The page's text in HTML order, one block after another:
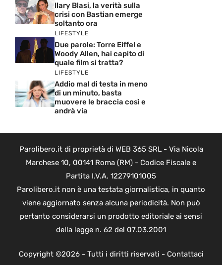
Ilary Blasi, la verità sulla
crisi con Bastian emerge
soltanto ora
LIFESTYLE
Due parole: Torre Eiffel e
Woody Allen, hai capito di
quale film si tratta?
LIFESTYLE
Addio mal di testa in meno
di un minuto, basta
muovere le braccia così e
andrà via
Parolibero.it di proprietà di WEB 365 SRL - Via Nicola
Marchese 10, 00141 Roma (RM) - Codice Fiscale e
Partita I.V.A. 12279101005
Parolibero.it non è una testata giornalistica, in quanto
viene aggiornato senza alcuna periodicità. Non può
pertanto considerarsi un prodotto editoriale ai sensi
della legge n. 62 del 07.03.2001
Copyright ©2026 - Tutti i diritti riservati - Contattaci